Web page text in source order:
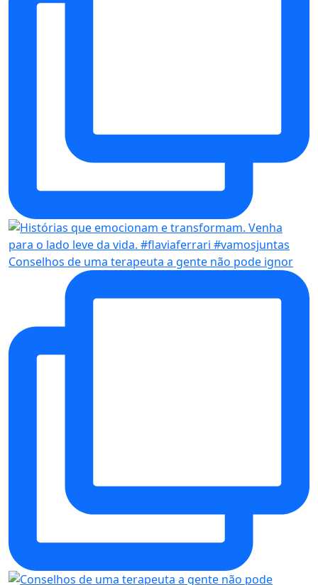
Conselhos de uma terapeuta a gente não pode ignor